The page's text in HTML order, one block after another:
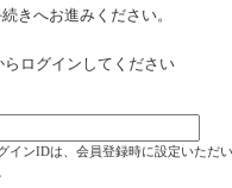
きへお進みください。
ログインしてください
インIDは、会員登録時に設定いただ